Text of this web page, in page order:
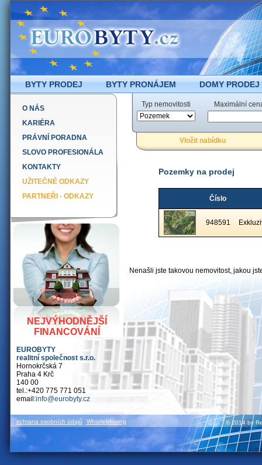
BYTY PRODEJ BYTY PRONÁJEM DOMY PRODEJ
O NÁS
KARIÉRA
PRÁVNÍ PORADNA
SLOVO PROFESIONÁLA
KONTAKTY
UŽITEČNÉ ODKAZY
PARTNEŘI - ODKAZY
NEJVÝHODNĚJŠÍ
FINANCOVÁNÍ
EUROBYTY
realitní společnost s.r.o.
Hornokrčská 7
Praha 4 Krč
140 00
tel.:+420 775 771 051
email:info@eurobyty.cz
Typ nemovitosti Maximální
Vložit nabídku
Pozemky na prodej
Číslo
948591
Nenašli jste takovou nemovitost, jakou
ochrana osobních údajů Whistleblowing © 2014 by